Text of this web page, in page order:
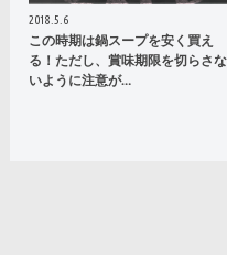
2018.5.6
この時期は鍋スープを安く買え
る！ただし、賞味期限を切らさな
いように注意が…